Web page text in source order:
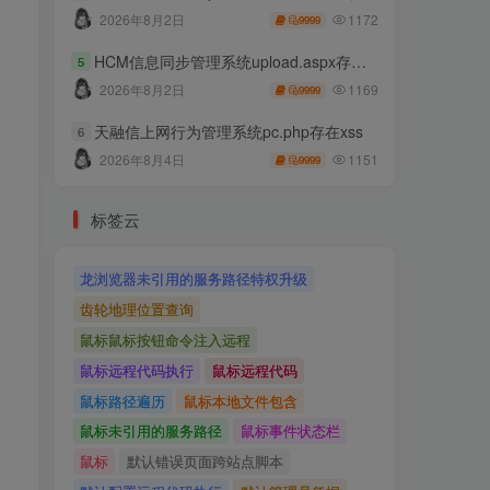
2026年8月2日 9999 1172
5 HCM信息同步管理系统upload.aspx存在任意文件上传
2026年8月2日 9999 1169
6 天融信上网行为管理系统pc.php存在xss
2026年8月4日 9999 1151
标签云
龙浏览器未引用的服务路径特权升级
齿轮地理位置查询
鼠标鼠标按钮命令注入远程
鼠标远程代码执行
鼠标远程代码
鼠标路径遍历
鼠标本地文件包含
鼠标未引用的服务路径
鼠标事件状态栏
鼠标
默认错误页面跨站点脚本